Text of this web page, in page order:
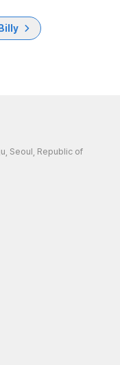
Seoul, Republic of